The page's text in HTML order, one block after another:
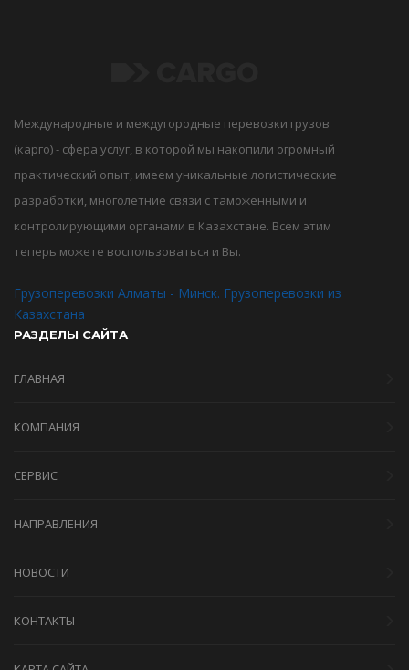
Международные и междугородные перевозки грузов
(карго) - сфера услуг, в которой мы накопили огромный
практический опыт, имеем уникальные логистические
разработки, многолетние связи с таможенными и
контролирующими органами в Казахстане. Всем этим
теперь можете воспользоваться и Вы.
Грузоперевозки Алматы - Минск. Грузоперевозки из
Казахстана
РАЗДЕЛЫ САЙТА
ГЛАВНАЯ
КОМПАНИЯ
СЕРВИС
НАПРАВЛЕНИЯ
НОВОСТИ
КОНТАКТЫ